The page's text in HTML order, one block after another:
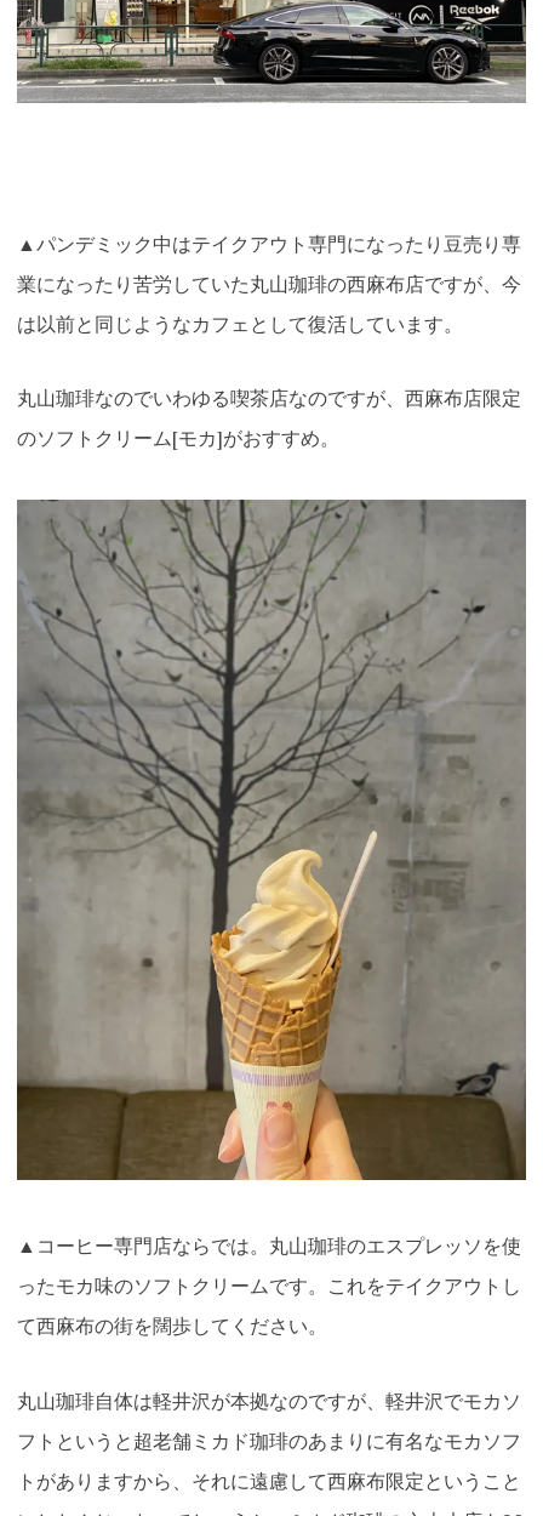
▲パンデミック中はテイクアウト専門になったり豆売り専
業になったり苦労していた丸山珈琲の西麻布店ですが、今
は以前と同じようなカフェとして復活しています。
丸山珈琲なのでいわゆる喫茶店なのですが、西麻布店限定
のソフトクリーム[モカ]がおすすめ。
▲コーヒー専門店ならでは。丸山珈琲のエスプレッソを使
ったモカ味のソフトクリームです。これをテイクアウトし
て西麻布の街を闊歩してください。
丸山珈琲自体は軽井沢が本拠なのですが、軽井沢でモカソ
フトというと超老舗ミカド珈琲のあまりに有名なモカソフ
トがありますから、それに遠慮して西麻布限定ということ